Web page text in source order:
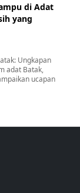
di Adat
yang
Ungkapan
adat Batak,
ucapan